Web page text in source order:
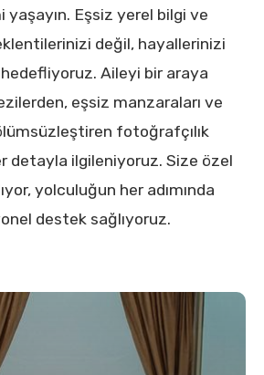
Eşsiz yerel bilgi ve
değil, hayallerinizi
Aileyi bir araya
eşsiz manzaraları ve
fotoğrafçılık
detayla ilgileniyoruz. Size özel
yolculuğun her adımında
destek sağlıyoruz.